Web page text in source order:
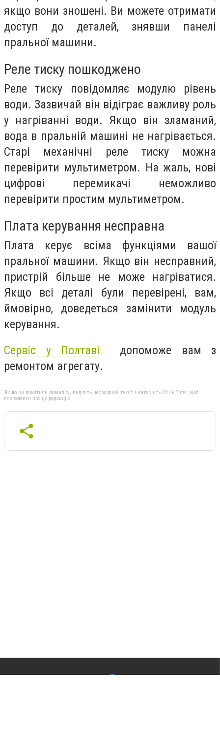
якщо вони зношені. Ви можете отримати
доступ до деталей, знявши панелі
пральної машини.
Реле тиску пошкоджено
Реле тиску повідомляє модулю рівень
води. Зазвичай він відіграє важливу роль
у нагріванні води. Якщо він зламаний,
вода в пральній машині не нагрівається.
Старі механічні реле тиску можна
перевірити мультиметром. На жаль, нові
цифрові перемикачі неможливо
перевірити простим мультиметром.
Плата керування несправна
Плата керує всіма функціями вашої
пральної машини. Якщо він несправний,
пристрій більше не може нагріватися.
Якщо всі деталі були перевірені, вам,
ймовірно, доведеться замінити модуль
керування.
Сервіс у Полтаві допоможе вам з
ремонтом агрегату.
Якщо ви помітили помилку, виділіть необхідний текст і натисніть Ctrl + Enter, щоб
повідомити про це редакцію